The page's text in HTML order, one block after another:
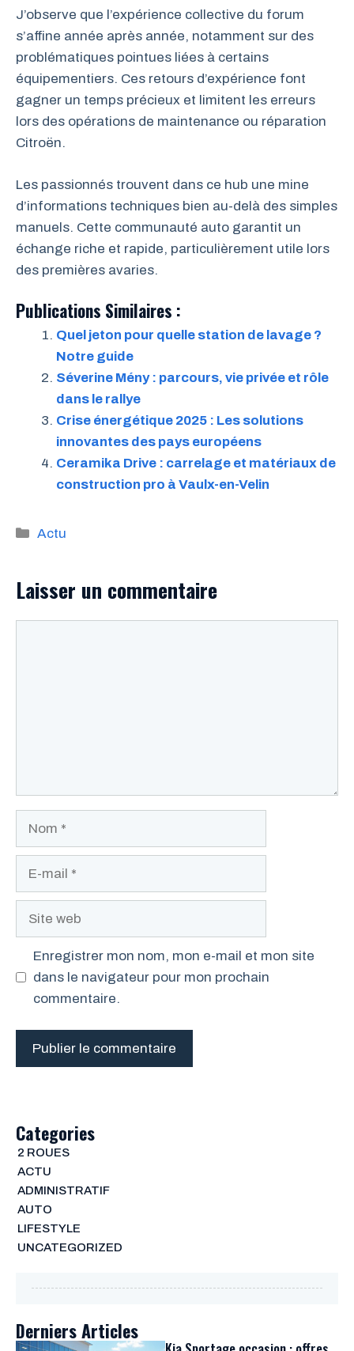
J’observe que l’expérience collective du forum
s’affine année après année, notamment sur des
problématiques pointues liées à certains
équipementiers. Ces retours d’expérience font
gagner un temps précieux et limitent les erreurs
lors des opérations de maintenance ou réparation
Citroën.
Les passionnés trouvent dans ce hub une mine
d’informations techniques bien au-delà des simples
manuels. Cette communauté auto garantit un
échange riche et rapide, particulièrement utile lors
des premières avaries.
Publications Similaires :
Quel jeton pour quelle station de lavage ?
Notre guide
Séverine Mény : parcours, vie privée et rôle
dans le rallye
Crise énergétique 2025 : Les solutions
innovantes des pays européens
Ceramika Drive : carrelage et matériaux de
construction pro à Vaulx-en-Velin
Catégories
Actu
Laisser un commentaire
Site
Enregistrer mon nom, mon e-mail et mon site
dans le navigateur pour mon prochain
commentaire.
Categories
2 ROUES
ACTU
ADMINISTRATIF
AUTO
LIFESTYLE
UNCATEGORIZED
Derniers Articles